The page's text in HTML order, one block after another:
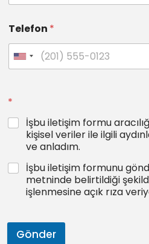
Telefon *
*
İşbu iletişim formu
kişisel veriler ile ilgili
ve anladım.
İşbu iletişim formunu
metninde belirtildiği
işlenmesine açık rıza
Gönder